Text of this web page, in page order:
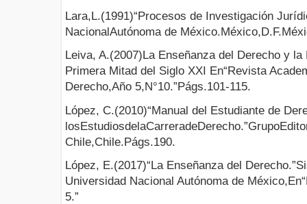
Lara,L.(1991)“Procesos de Investigación
NacionalAutónoma de
Leiva, A.(2007)La Enseñanza del Derecho y
Primera Mitad del Siglo XXI En“Revista
Derecho,Año 5,N°10.”Págs.101-115.
López, C.(2010)“Manual del Estudiante de
Chile,Chile.Págs.190.
López, E.(2017)“La Enseñanza del
Universidad Nacional Autónoma de
5.”